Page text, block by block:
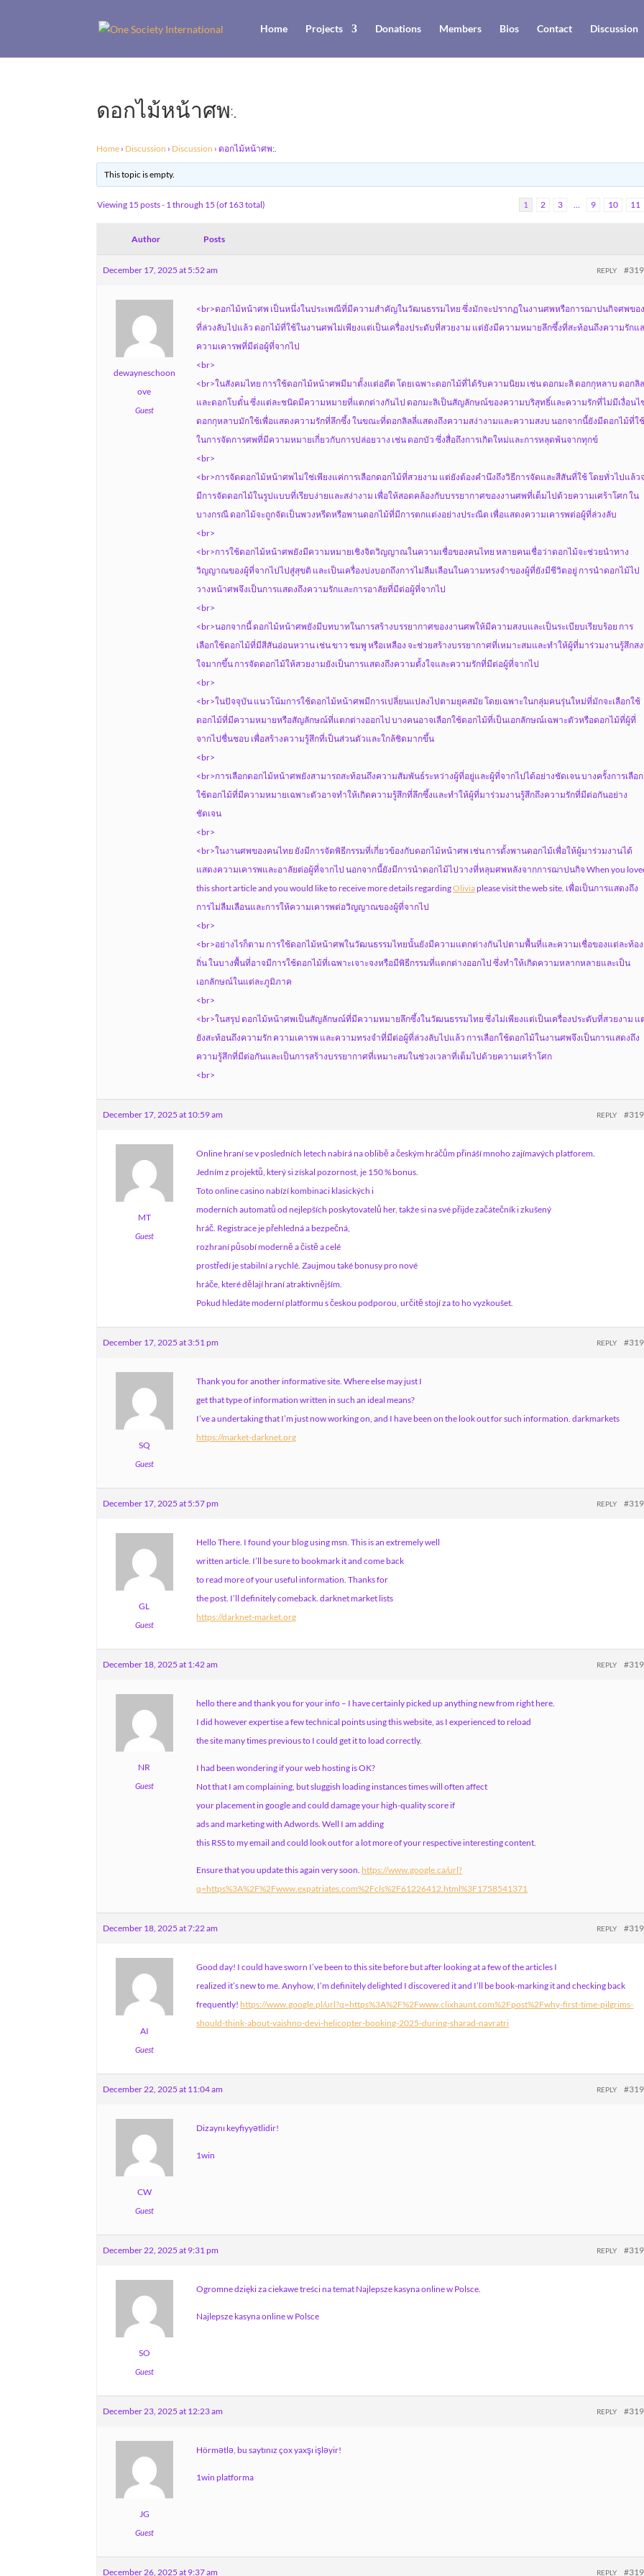
Home Projects Donations Members Bios Contact Discussion
ดอกไม้หน้าศพ:.
Home › Discussion › Discussion › ดอกไม้หน้าศพ:.
This topic is empty.
Viewing 15 posts - 1 through 15 (of 163 total) 1 2 3 … 9 10 11
Author Posts
December 17, 2025 at 5:52 am REPLY
dewayneschoon
ove
Guest
<br>ดอกไม้หน้าศพ เป็นหนึ่งในประเพณีที่มีความสำคัญในวัฒนธรรมไทย ซึ่งมักจะปรากฏในงานศพหรือการฌาปนกิจศพขอ
ที่ล่วงลับไปแล้ว ดอกไม้ที่ใช้ในงานศพไม่เพียงแต่เป็นเครื่องประดับที่สวยงาม แต่ยังมีความหมายลึกซึ้งที่สะท้อนถึงความรักแ
ความเคารพที่มีต่อผู้ที่จากไป
<br>
<br>ในสังคมไทย การใช้ดอกไม้หน้าศพมีมาตั้งแต่อดีต โดยเฉพาะดอกไม้ที่ได้รับความนิยม เช่น ดอกมะลิ ดอกกุหลาบ ดอกลิ
และดอกโบตั๋น ซึ่งแต่ละชนิดมีความหมายที่แตกต่างกันไป ดอกมะลิเป็นสัญลักษณ์ของความบริสุทธิ์และความรักที่ไม่มีเงื่อนไ
ดอกกุหลาบมักใช้เพื่อแสดงความรักที่ลึกซึ้ง ในขณะที่ดอกลิลลี่แสดงถึงความสง่างามและความสงบ นอกจากนี้ยังมีดอกไม้ที่ใ
ในการจัดการศพที่มีความหมายเกี่ยวกับการปล่อยวาง เช่น ดอกบัว ซึ่งสื่อถึงการเกิดใหม่และการหลุดพ้นจากทุกข์
<br>
<br>การจัดดอกไม้หน้าศพไม่ใช่เพียงแค่การเลือกดอกไม้ที่สวยงาม แต่ยังต้องคำนึงถึงวิธีการจัดและสีสันที่ใช้ โดยทั่วไปแล้ว
มีการจัดดอกไม้ในรูปแบบที่เรียบง่ายและสง่างาม เพื่อให้สอดคล้องกับบรรยากาศของงานศพที่เต็มไปด้วยความเศร้าโศก ใน
บางกรณี ดอกไม้จะถูกจัดเป็นพวงหรีดหรือพานดอกไม้ที่มีการตกแต่งอย่างประณีต เพื่อแสดงความเคารพต่อผู้ที่ล่วงลับ
<br>
<br>การใช้ดอกไม้หน้าศพยังมีความหมายเชิงจิตวิญญาณในความเชื่อของคนไทย หลายคนเชื่อว่าดอกไม้จะช่วยนำทาง
วิญญาณของผู้ที่จากไปไปสู่สุขติ และเป็นเครื่องบ่งบอกถึงการไม่ลืมเลือนในความทรงจำของผู้ที่ยังมีชีวิตอยู่ การนำดอกไม้ไป
วางหน้าศพจึงเป็นการแสดงถึงความรักและการอาลัยที่มีต่อผู้ที่จากไป
<br>
<br>นอกจากนี้ ดอกไม้หน้าศพยังมีบทบาทในการสร้างบรรยากาศของงานศพให้มีความสงบและเป็นระเบียบเรียบร้อย การ
เลือกใช้ดอกไม้ที่มีสีสันอ่อนหวาน เช่น ขาว ชมพู หรือเหลือง จะช่วยสร้างบรรยากาศที่เหมาะสมและทำให้ผู้ที่มาร่วมงานรู้สึกส
ใจมากขึ้น การจัดดอกไม้ให้สวยงามยังเป็นการแสดงถึงความตั้งใจและความรักที่มีต่อผู้ที่จากไป
<br>
<br>ในปัจจุบัน แนวโน้มการใช้ดอกไม้หน้าศพมีการเปลี่ยนแปลงไปตามยุคสมัย โดยเฉพาะในกลุ่มคนรุ่นใหม่ที่มักจะเลือกใช้
ดอกไม้ที่มีความหมายหรือสัญลักษณ์ที่แตกต่างออกไป บางคนอาจเลือกใช้ดอกไม้ที่เป็นเอกลักษณ์เฉพาะตัวหรือดอกไม้ที่ผู้ที่
จากไปชื่นชอบ เพื่อสร้างความรู้สึกที่เป็นส่วนตัวและใกล้ชิดมากขึ้น
<br>
<br>การเลือกดอกไม้หน้าศพยังสามารถสะท้อนถึงความสัมพันธ์ระหว่างผู้ที่อยู่และผู้ที่จากไปได้อย่างชัดเจน บางครั้งการเลือก
ใช้ดอกไม้ที่มีความหมายเฉพาะตัวอาจทำให้เกิดความรู้สึกที่ลึกซึ้งและทำให้ผู้ที่มาร่วมงานรู้สึกถึงความรักที่มีต่อกันอย่าง
ชัดเจน
<br>
<br>ในงานศพของคนไทย ยังมีการจัดพิธีกรรมที่เกี่ยวข้องกับดอกไม้หน้าศพ เช่น การตั้งพานดอกไม้เพื่อให้ผู้มาร่วมงานได้
แสดงความเคารพและอาลัยต่อผู้ที่จากไป นอกจากนี้ยังมีการนำดอกไม้ไปวางที่หลุมศพหลังจากการฌาปนกิจ When you
this short article and you would like to receive more details regardingOliviaplease visit the web site. เพื่อเป็นการแสดงถึง
การไม่ลืมเลือนและการให้ความเคารพต่อวิญญาณของผู้ที่จากไป
<br>
<br>อย่างไรก็ตาม การใช้ดอกไม้หน้าศพในวัฒนธรรมไทยนั้นยังมีความแตกต่างกันไปตามพื้นที่และความเชื่อของแต่ละท้อง
ถิ่น ในบางพื้นที่อาจมีการใช้ดอกไม้ที่เฉพาะเจาะจงหรือมีพิธีกรรมที่แตกต่างออกไป ซึ่งทำให้เกิดความหลากหลายและเป็น
เอกลักษณ์ในแต่ละภูมิภาค
<br>
<br>ในสรุป ดอกไม้หน้าศพเป็นสัญลักษณ์ที่มีความหมายลึกซึ้งในวัฒนธรรมไทย ซึ่งไม่เพียงแต่เป็นเครื่องประดับที่สวยงาม แ
ยังสะท้อนถึงความรัก ความเคารพ และความทรงจำที่มีต่อผู้ที่ล่วงลับไปแล้ว การเลือกใช้ดอกไม้ในงานศพจึงเป็นการแสดงถึง
ความรู้สึกที่มีต่อกันและเป็นการสร้างบรรยากาศที่เหมาะสมในช่วงเวลาที่เต็มไปด้วยความเศร้าโศก
<br>
December 17, 2025 at 10:59 am REPLY
MT
Guest
Online hraní se v posledních letech nabírá na oblibě a českým hráčům přináší mnoho zajímavých platforem.
Jedním z projektů, který si získal pozornost, je 150 % bonus.
Toto online casino nabízí kombinaci klasických i
moderních automatů od nejlepších poskytovatelů her, takže si na své přijde začátečník i zkušený
hráč. Registrace je přehledná a bezpečná,
rozhraní působí moderně a čistě a celé
prostředí je stabilní a rychlé. Zaujmou také bonusy pro nové
hráče, které dělají hraní atraktivnějším.
Pokud hledáte moderní platformu s českou podporou, určitě stojí za to ho vyzkoušet.
December 17, 2025 at 3:51 pm REPLY
SQ
Guest
Thank you for another informative site. Where else may just I
get that type of information written in such an ideal means?
I’ve a undertaking that I’m just now working on, and I have been on the look out for such information. darkmarkets
https://market-darknet.org
December 17, 2025 at 5:57 pm REPLY
GL
Guest
Hello There. I found your blog using msn. This is an extremely well
written article. I’ll be sure to bookmark it and come back
to read more of your useful information. Thanks for
the post. I’ll definitely comeback. darknet market lists
https://darknet-market.org
December 18, 2025 at 1:42 am REPLY
NR
Guest
hello there and thank you for your info – I have certainly picked up anything new from right here.
I did however expertise a few technical points using this website, as I experienced to reload
the site many times previous to I could get it to load correctly.
I had been wondering if your web hosting is OK?
Not that I am complaining, but sluggish loading instances times will often affect
your placement in google and could damage your high-quality score if
ads and marketing with Adwords. Well I am adding
this RSS to my email and could look out for a lot more of your respective interesting content.
Ensure that you update this again very soon. https://www.google.ca/url?
q=https%3A%2F%2Fwww.expatriates.com%2Fcls%2F61226412.html%3F1758541371
December 18, 2025 at 7:22 am REPLY
AI
Guest
Good day! I could have sworn I’ve been to this site before but after looking at a few of the articles I
realized it’s new to me. Anyhow, I’m definitely delighted I discovered it and I’ll be book-marking it and checking back
frequently! https://www.google.pl/url?q=https%3A%2F%2Fwww.clixhaunt.com%2Fpost%2Fwhy-first-time-pilgrims-
should-think-about-vaishno-devi-helicopter-booking-2025-during-sharad-navratri
December 22, 2025 at 11:04 am REPLY
CW
Guest
Dizaynı keyfiyyətlidir!
1win
December 22, 2025 at 9:31 pm REPLY
SO
Guest
Ogromne dzięki za ciekawe treści na temat Najlepsze kasyna online w Polsce.
Najlepsze kasyna online w Polsce
December 23, 2025 at 12:23 am REPLY
JG
Guest
Hörmətlə, bu saytınız çox yaxşı işləyir!
1win platforma
December 26, 2025 at 9:37 am REPLY